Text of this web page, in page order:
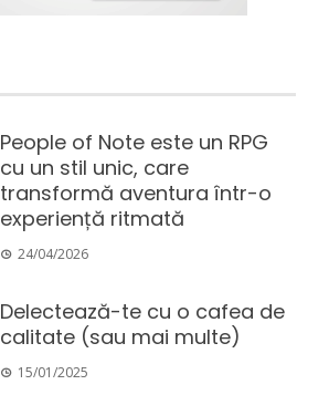
People of Note este un RPG
cu un stil unic, care
transformă aventura într-o
experiență ritmată
24/04/2026
Delectează-te cu o cafea de
calitate (sau mai multe)
15/01/2025